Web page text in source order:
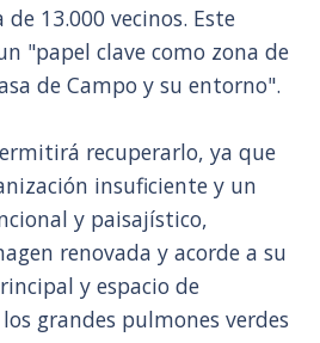
13.000 vecinos. Este
"papel clave como zona de
de Campo y su entorno".
recuperarlo, ya que
insuficiente y un
y paisajístico,
renovada y acorde a su
y espacio de
grandes pulmones verdes